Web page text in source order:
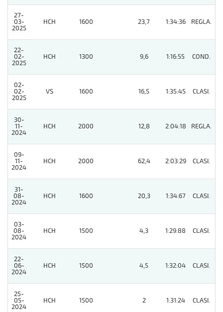
27-
03-
2025
HCH 1600 23,7 1:34:36 REGLA.
22-
02-
2025
HCH 1300 9,6 1:16:55 COND.
02-
02-
2025
VS 1600 16,5 1:35:45 CLASI.
30-
11-
2024
HCH 2000 12,8 2:04:18 REGLA.
09-
11-
2024
HCH 2000 62,4 2:03:29 CLASI.
31-
08-
2024
HCH 1600 20,3 1:34:67 CLASI.
03-
08-
2024
HCH 1500 4,3 1:29:88 CLASI.
22-
06-
2024
HCH 1500 4,5 1:32:04 CLASI.
25-
05-
2024
HCH 1500 2 1:31:24 CLASI.